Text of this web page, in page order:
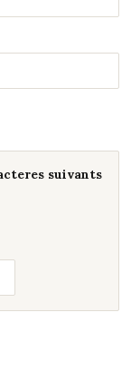
suivants